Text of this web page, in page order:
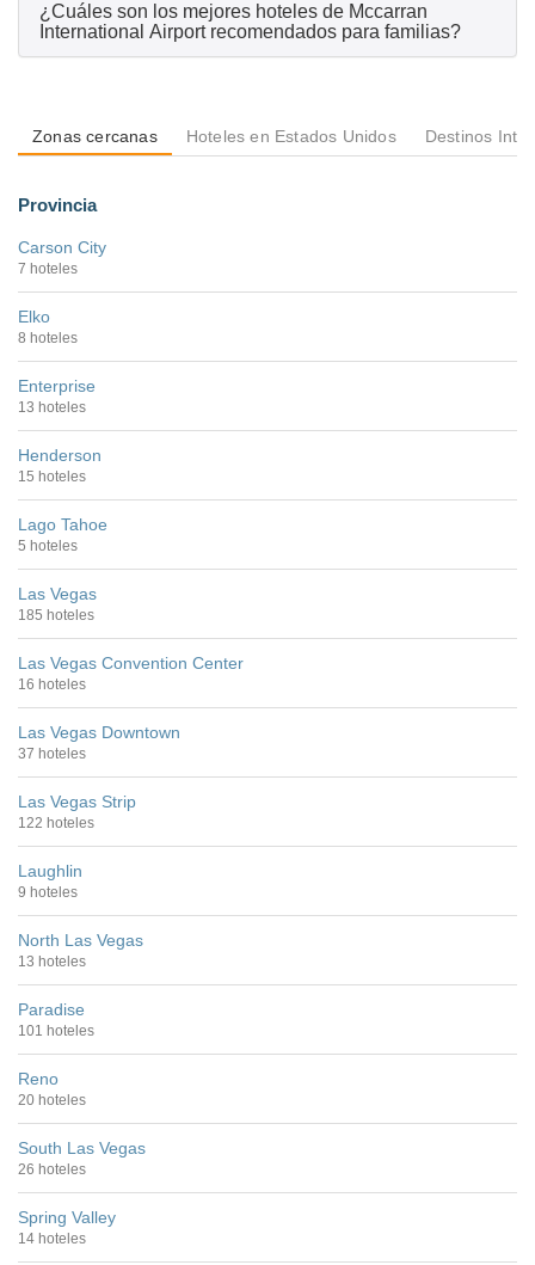
¿Cuáles son los mejores hoteles de Mccarran
International Airport recomendados para familias?
Zonas cercanas Hoteles en Estados Unidos Destinos
Provincia
Carson City
7 hoteles
Elko
8 hoteles
Enterprise
13 hoteles
Henderson
15 hoteles
Lago Tahoe
5 hoteles
Las Vegas
185 hoteles
Las Vegas Convention Center
16 hoteles
Las Vegas Downtown
37 hoteles
Las Vegas Strip
122 hoteles
Laughlin
9 hoteles
North Las Vegas
13 hoteles
Paradise
101 hoteles
Reno
20 hoteles
South Las Vegas
26 hoteles
Spring Valley
14 hoteles